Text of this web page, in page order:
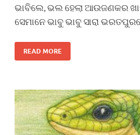
ଭାବିଲେ, ଭଲ ହେଲା ଆଉଜଣକର
ସେମାନେ ଭାବୁ ଭାବୁ ସାରା
READ MORE